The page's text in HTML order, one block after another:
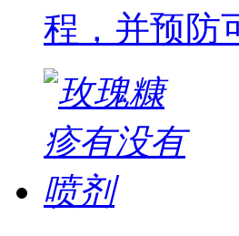
程，并预防